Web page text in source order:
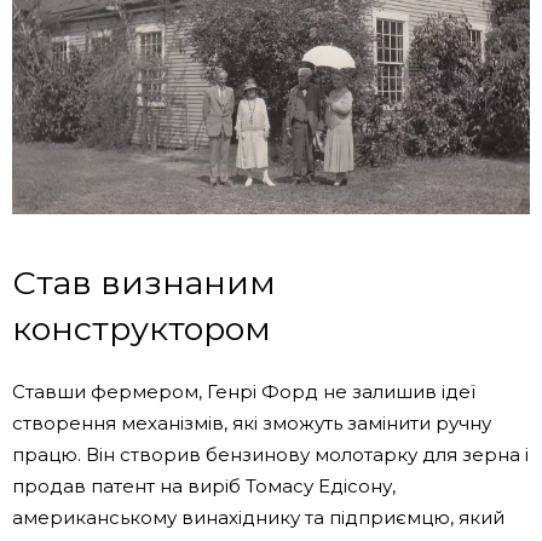
Став визнаним
конструктором
Ставши фермером, Генрі Форд не залишив ідеї
створення механізмів, які зможуть замінити ручну
працю. Він створив бензинову молотарку для зерна і
продав патент на виріб Томасу Едісону,
американському винахіднику та підприємцю, який